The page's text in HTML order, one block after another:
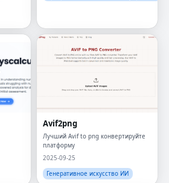
Avif2png
Лучший Avif to png конвертируйте
платформу
2025-09-25
Генеративное искусство ИИ